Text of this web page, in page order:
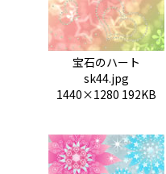
宝石のハート
sk44.jpg
1440×1280 192KB